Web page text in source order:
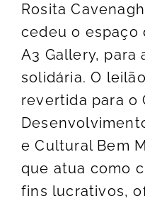
Rosita
cedeu o espaço
A3 Gallery, para
solidária. O
revertida para o
e Cultural Bem
que atua como
fins lucrativos,